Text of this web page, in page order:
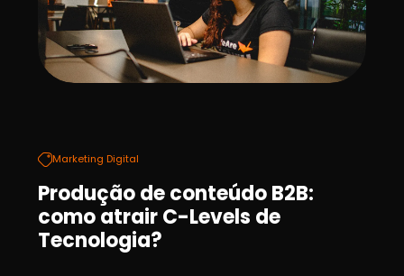
Marketing Digital
Produção de conteúdo B2B:
como atrair C-Levels de
Tecnologia?